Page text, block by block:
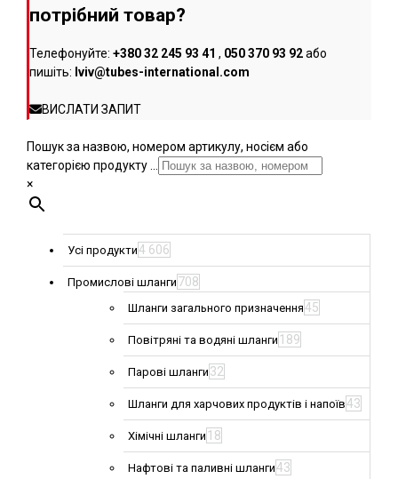
потрібний товар?
Телефонуйте: +380 32 245 93 41 , 050 370 93 92або
пишіть: lviv@tubes-international.com
ВИСЛАТИ ЗАПИТ
Пошук за назвою, номером артикулу, носієм або
категорією продукту ...
×
Усі продукти4 606
Промислові шланги 708
Шланги загального призначення45
Повітряні та водяні шланги 189
Парові шланги 32
Шланги для харчових продуктів і напоїв43
Хімічні шланги 18
Нафтові та паливні шланги43